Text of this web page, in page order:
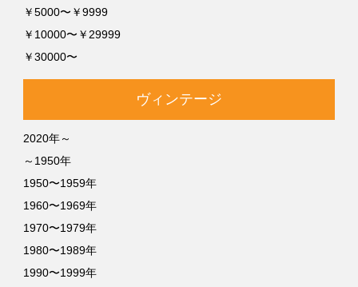
￥5000〜￥9999
￥10000〜￥29999
￥30000〜
ヴィンテージ
2020年～
～1950年
1950〜1959年
1960〜1969年
1970〜1979年
1980〜1989年
1990〜1999年